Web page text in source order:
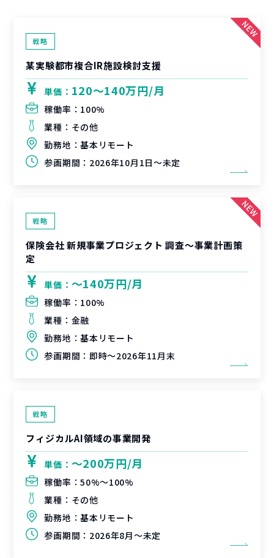
戦略
某実験都市複合IR施設検討支援
単価： 120〜140万円/月
稼働率： 100%
業種： その他
勤務地：基本リモート
参画期間： 2026年10月1日～未定
戦略
保険会社 新規事業プロジェクト 調査〜事業計画策
定
単価： 〜140万円/月
稼働率： 100%
業種： 金融
勤務地：基本リモート
参画期間： 即時～2026年11月末
戦略
フィジカルAI領域の事業開発
単価： 〜200万円/月
稼働率：50%〜100%
業種： その他
勤務地：基本リモート
参画期間： 2026年8月～未定